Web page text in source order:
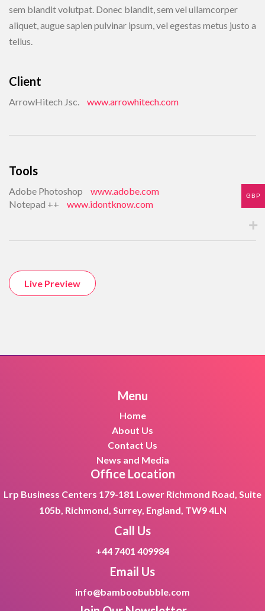
sem blandit volutpat. Donec blandit, sem vel ullamcorper
aliquet, augue sapien pulvinar ipsum, vel egestas metus justo a
tellus.
Client
ArrowHitech Jsc. www.arrowhitech.com
Tools
Adobe Photoshop
www.adobe.com
Notepad ++
www.idontknow.com
Live Preview
Menu
Home
About Us
Contact Us
News and Media
Office Location
Lrp Business Centers 179-181 Lower Richmond Road, Suite
105b, Richmond, Surrey, England, TW9 4LN
Call Us
+44 7401 409984
Email Us
info@bamboobubble.com
GBP